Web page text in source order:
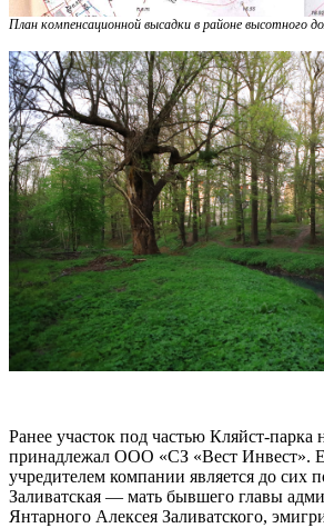
План компенсационной высадки в районе высотного
Ранее участок под частью Кляйст-парка
принадлежал ООО «СЗ «Вест Инвест».
учредителем компании является до сих
Заливатская — мать бывшего главы
Янтарного Алексея Заливатского,